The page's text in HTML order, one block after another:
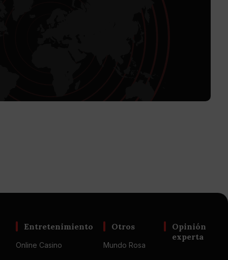
Entretenimiento
Online Casino
Otros
Mundo Rosa
Opinión
experta